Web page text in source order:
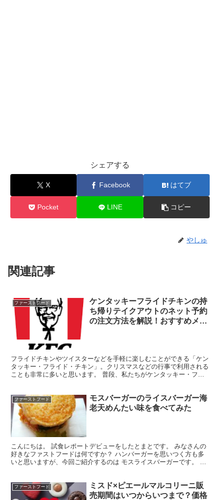
シェアする
X Facebook はてブ
Pocket LINE コピー
やしゅ
関連記事
ファーストフード
ケンタッキーフライドチキンの持
ち帰りテイクアウトのネット予約
の注文方法を解説！おすすめメニ
フライドチキンやツイスターなどを手軽に楽しむことができる「ケン
タッキー・フライド・チキン」。クリスマスなどの行事で利用される
ことも非常に多いと思います。 普段、私たちがケンタッキー・フラ
ファーストフード
モスバーガーのライスバーガー海
老天めんたい味を食べてみた
こんにちは。 試食レポートデビューをしたとまとです。 みなさんの
好きなファストフードは何ですか？ ハンバーガーを思いつく方も多
いと思いますが、今回ご紹介するのは モスライスバーガーです。 各
ファーストフード
ミスド×ピエールマルコリーニ販
売期間はいつからいつまで？価格